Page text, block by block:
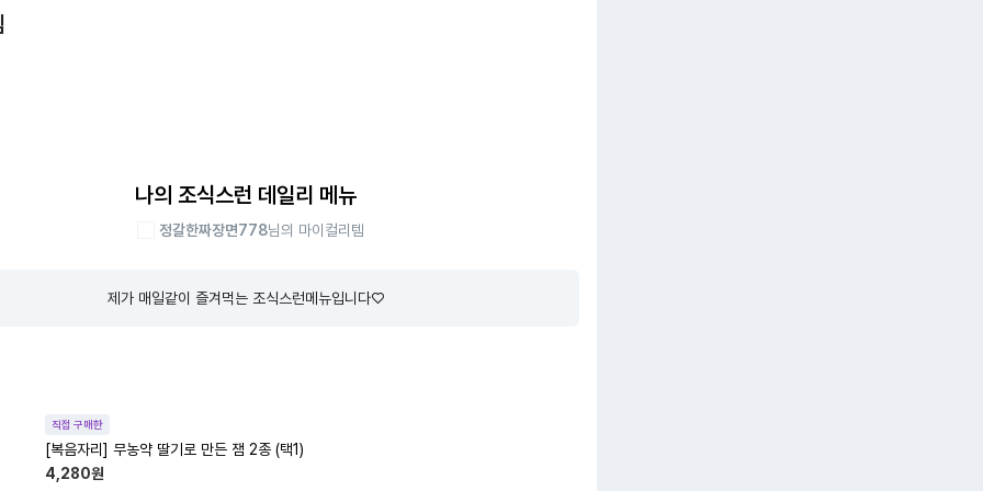
나의 조식스런 데일리 메뉴
정갈한짜장면778님의 마이컬리템
제가 매일같이 즐겨먹는 조식스런메뉴입니다♡
직접 구매한
[복음자리] 무농약 딸기로 만든 잼 2종 (택1)
4,280원